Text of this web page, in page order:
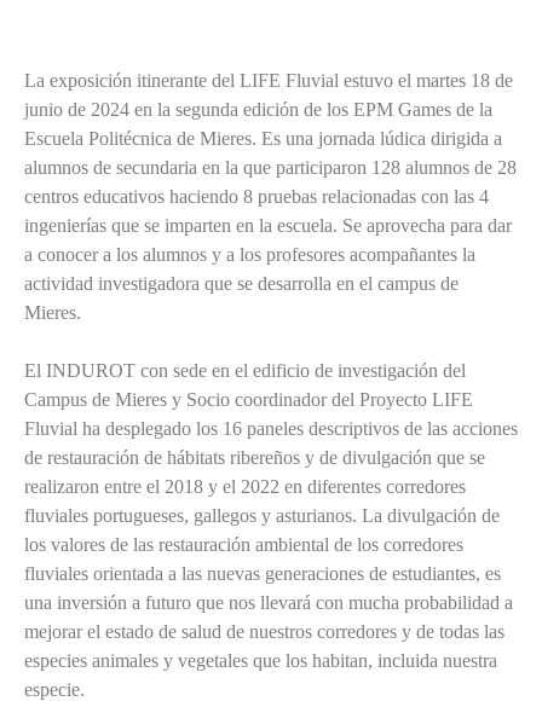
La exposición itinerante del LIFE Fluvial estuvo el martes 18 de
junio de 2024 en la segunda edición de los EPM Games de la
Escuela Politécnica de Mieres. Es una jornada lúdica dirigida a
alumnos de secundaria en la que participaron 128 alumnos de 28
centros educativos haciendo 8 pruebas relacionadas con las 4
ingenierías que se imparten en la escuela. Se aprovecha para dar
a conocer a los alumnos y a los profesores acompañantes la
actividad investigadora que se desarrolla en el campus de
Mieres.
El INDUROT con sede en el edificio de investigación del
Campus de Mieres y Socio coordinador del Proyecto LIFE
Fluvial ha desplegado los 16 paneles descriptivos de las acciones
de restauración de hábitats ribereños y de divulgación que se
realizaron entre el 2018 y el 2022 en diferentes corredores
fluviales portugueses, gallegos y asturianos. La divulgación de
los valores de las restauración ambiental de los corredores
fluviales orientada a las nuevas generaciones de estudiantes, es
una inversión a futuro que nos llevará con mucha probabilidad a
mejorar el estado de salud de nuestros corredores y de todas las
especies animales y vegetales que los habitan, incluida nuestra
especie.